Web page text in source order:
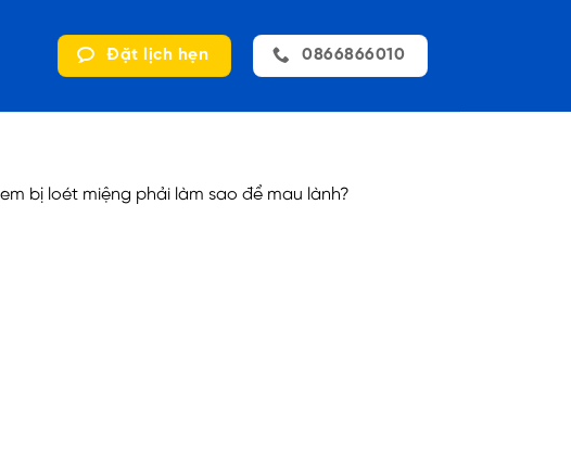
Đặt lịch hẹn 0866866010
bị loét miệng phải làm sao để mau lành?